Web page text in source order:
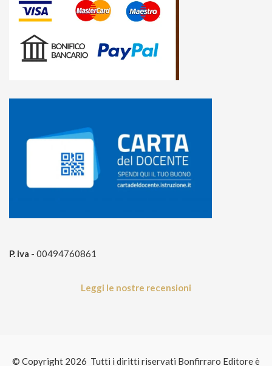
P. iva - 00494760861
Leggi le nostre recensioni
© Copyright 2026 Tutti i diritti riservati Bonfirraro Editore è